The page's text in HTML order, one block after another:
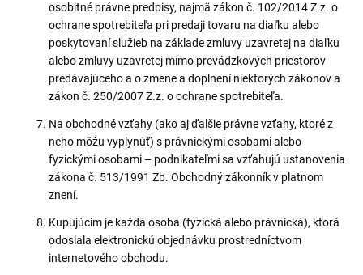
osobitné právne predpisy, najmä zákon č. 102/2014 Z.z. o
ochrane spotrebiteľa pri predaji tovaru na diaľku alebo
poskytovaní služieb na základe zmluvy uzavretej na diaľku
alebo zmluvy uzavretej mimo prevádzkových priestorov
predávajúceho a o zmene a doplnení niektorých zákonov a
zákon č. 250/2007 Z.z. o ochrane spotrebiteľa.
Na obchodné vzťahy (ako aj ďalšie právne vzťahy, ktoré z
neho môžu vyplynúť) s právnickými osobami alebo
fyzickými osobami – podnikateľmi sa vzťahujú ustanovenia
zákona č. 513/1991 Zb. Obchodný zákonník v platnom
znení.
Kupujúcim je každá osoba (fyzická alebo právnická), ktorá
odoslala elektronickú objednávku prostredníctvom
internetového obchodu.